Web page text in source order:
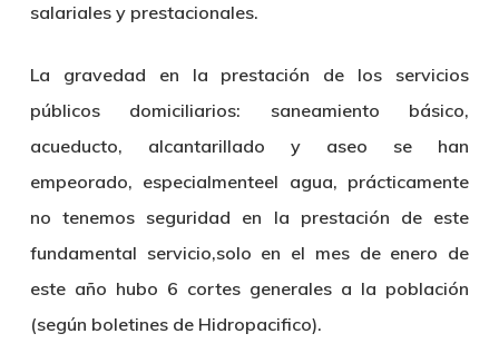
salariales y prestacionales.
La gravedad en la prestación de los servicios
públicos domiciliarios: saneamiento básico,
acueducto, alcantarillado y aseo se han
empeorado, especialmenteel agua, prácticamente
no tenemos seguridad en la prestación de este
fundamental servicio,solo en el mes de enero de
este año hubo 6 cortes generales a la población
(según boletines de Hidropacifico).